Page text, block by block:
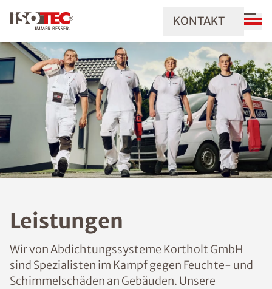
KONTAKT
Leistungen
Wir von Abdichtungssysteme Kortholt GmbH
sind Spezialisten im Kampf gegen Feuchte- und
Schimmelschäden an Gebäuden. Unsere